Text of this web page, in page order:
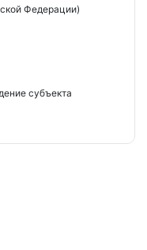
Федерации)
субъекта